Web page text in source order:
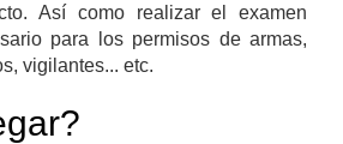
Así como realizar el examen
para los permisos de armas,
vigilantes... etc.